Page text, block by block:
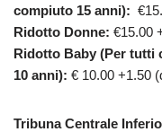
compiuto 15 anni):
Ridotto Donne: €15.00
Ridotto Baby (Per tutti
10 anni): € 10.00 +1.50
Tribuna Centrale